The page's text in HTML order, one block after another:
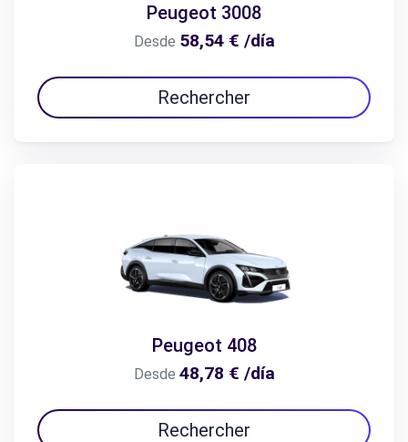
Peugeot 3008
Desde 58,54 € /día
Rechercher
Peugeot 408
Desde 48,78 € /día
Rechercher